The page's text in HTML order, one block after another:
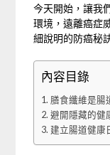
今天開始，讓我
環境，遠離癌症
細說明的防癌秘
內容目錄
膳食纖維是腸
避開隱藏的健
建立腸道健康